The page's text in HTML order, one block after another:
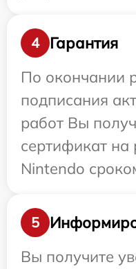
4
Гарантия
По окончании
подписания
работ Вы
сертификат на
Nintendo
5
Вы получите